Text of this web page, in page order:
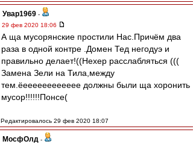
Увар1969 -
29 фев 2020 18:06
А ща мусорянские простили Нас.Причём два
раза в одной контре .Домен Тед негодуэ и
правильно делает!((Нехер расслабляться (((
Замена Зели на Тила,между
тем.ёееееееееееее должны были ща хоронить
мусор!!!!!!Понсе(
Редактировалось 29 фев 2020 18:07
МосфОлд -